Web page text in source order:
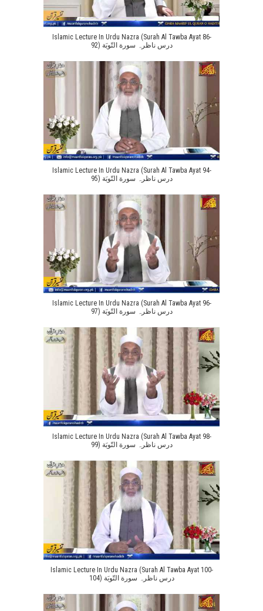
Islamic Lecture In Urdu Nazra (Surah Al Tawba Ayat 86-
92) درس ناظرہ سورة التّوبَة
Islamic Lecture In Urdu Nazra (Surah Al Tawba Ayat 94-
95) درس ناظرہ سورة التّوبَة
Islamic Lecture In Urdu Nazra (Surah Al Tawba Ayat 96-
97) درس ناظرہ سورة التّوبَة
Islamic Lecture In Urdu Nazra (Surah Al Tawba Ayat 98-
99) درس ناظرہ سورة التّوبَة
Islamic Lecture In Urdu Nazra (Surah Al Tawba Ayat 100-
104) درس ناظرہ سورة التّوبَة